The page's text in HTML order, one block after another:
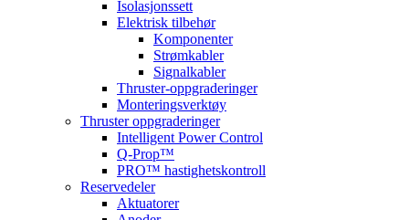
Isolasjonssett
Elektrisk tilbehør
Komponenter
Strømkabler
Signalkabler
Thruster-oppgraderinger
Monteringsverktøy
Thruster oppgraderinger
Intelligent Power Control
Q-Prop™
PRO™ hastighetskontroll
Reservedeler
Aktuatorer